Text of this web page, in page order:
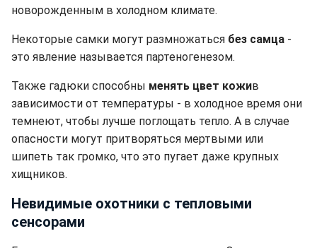
новорожденным в холодном климате.
Некоторые самки могут размножаться без самца -
это явление называется партеногенезом.
Также гадюки способны менять цвет кожив
зависимости от температуры - в холодное время они
темнеют, чтобы лучше поглощать тепло. А в случае
опасности могут притворяться мертвыми или
шипеть так громко, что это пугает даже крупных
хищников.
Невидимые охотники с тепловыми
сенсорами